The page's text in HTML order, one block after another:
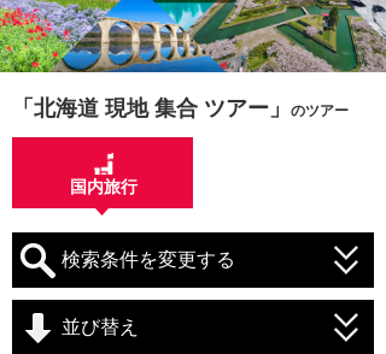
「北海道 現地 集合 ツアー」 のツアー
国内旅行
検索条件を変更する
並び替え